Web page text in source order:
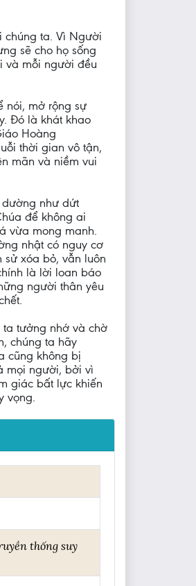
chúng ta. Vì Người
sẽ cho họ sống
và mỗi người đều
nói, mở rộng sự
Đó là khát khao
Hoàng
thời gian vô tận,
mãn và niềm vui
dường như dứt
để không ai
vừa mong manh.
nhật có nguy cơ
xóa bỏ, vẫn luôn
là lời loan báo
người thân yêu
tưởng nhớ và chờ
chúng ta hãy
cũng không bị
mọi người, bởi vì
giác bất lực khiến
vọng.
thống suy